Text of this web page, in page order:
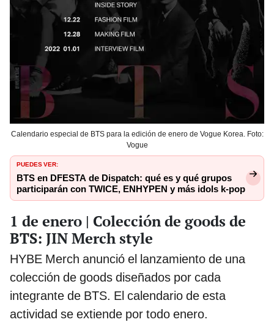
Calendario especial de BTS para la edición de enero de Vogue Korea. Foto:
Vogue
PUEDES VER:
BTS en DFESTA de Dispatch: qué es y qué grupos
participarán con TWICE, ENHYPEN y más idols k-pop
1 de enero | Colección de goods de
BTS: JIN Merch style
HYBE Merch anunció el lanzamiento de una
colección de goods diseñados por cada
integrante de BTS. El calendario de esta
actividad se extiende por todo enero.